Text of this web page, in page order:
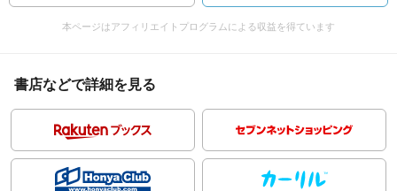
本ページはアフィリエイトプログラムによる収益を得ています
書店などで詳細を見る